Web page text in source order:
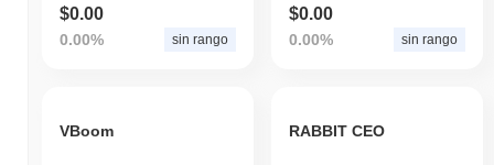
$0.00
0.00% sin rango
$0.00
0.00% sin rango
VBoom RABBIT CEO